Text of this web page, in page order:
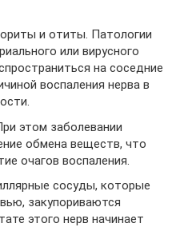
и отиты. Патологии
или вирусного
на соседние
воспаления нерва в
этом заболевании
обмена веществ, что
очагов воспаления.
сосуды, которые
закупориваются
этого нерв начинает